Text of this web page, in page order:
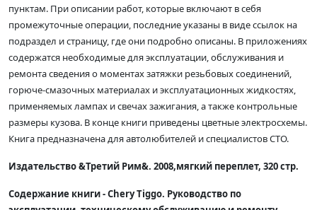
пунктам. При описании работ, которые включают в себя
промежуточные операции, последние указаны в виде ссылок на
подраздел и страницу, где они подробно описаны. В приложениях
содержатся необходимые для эксплуатации, обслуживания и
ремонта сведения о моментах затяжки резьбовых соединений,
горюче-смазочных материалах и эксплуатационных жидкостях,
применяемых лампах и свечах зажигания, а также контрольные
размеры кузова. В конце книги приведены цветные электросхемы.
Книга предназначена для автолюбителей и специалистов СТО.
Издательство &Третий Рим&. 2008,мягкий переплет, 320 стр.
Содержание книги - Chery Tiggo. Руководство по